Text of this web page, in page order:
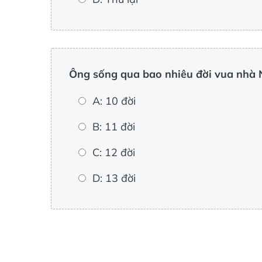
Ông sống qua bao nhiêu đời vua nhà
A: 10 đời
B: 11 đời
C: 12 đời
D: 13 đời